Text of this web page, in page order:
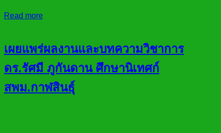
Read more
เผยแพร่ผลงานและบทความวิชาการ
ดร.รัศมี ภูกันดาน ศึกษานิเทศก์
สพม.กาฬสินธุ์